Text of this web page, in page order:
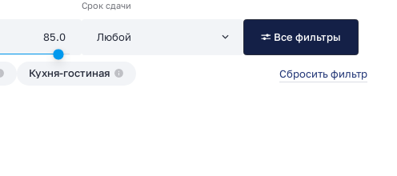
Срок сдачи
Все фильтры
Кухня-гостиная Сбросить фильтр